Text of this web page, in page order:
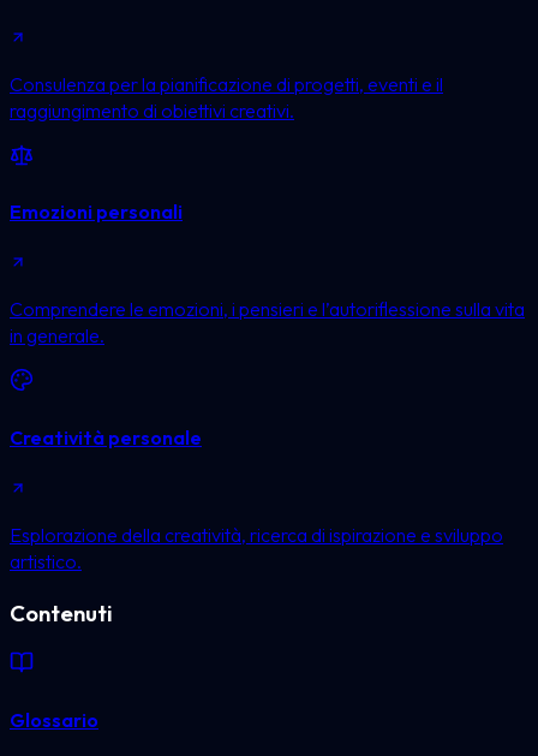
Consulenza per la pianificazione di progetti, eventi e il
raggiungimento di obiettivi creativi.
Emozioni personali
Comprendere le emozioni, i pensieri e l’autoriflessione sulla vita
in generale.
Creatività personale
Esplorazione della creatività, ricerca di ispirazione e sviluppo
artistico.
Contenuti
Glossario